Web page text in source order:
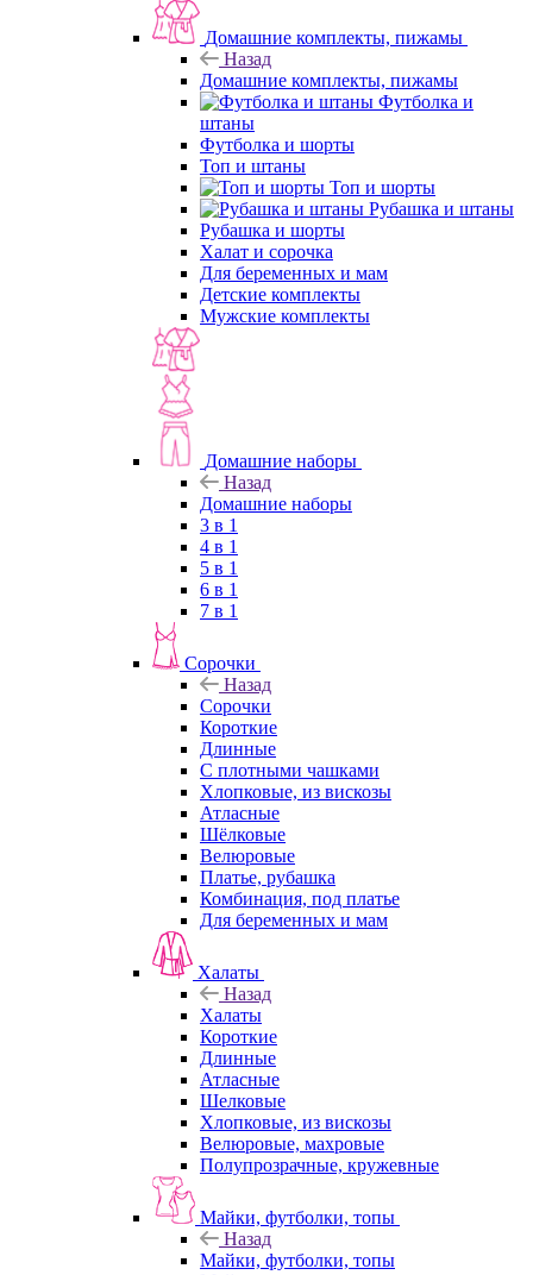
Домашние комплекты, пижамы
Назад
Домашние комплекты, пижамы
Футболка и
штаны
Футболка и шорты
Топ и штаны
Топ и шорты
Рубашка и штаны
Рубашка и шорты
Халат и сорочка
Для беременных и мам
Детские комплекты
Мужские комплекты
Домашние наборы
Назад
Домашние наборы
3 в 1
4 в 1
5 в 1
6 в 1
7 в 1
Сорочки
Назад
Сорочки
Короткие
Длинные
С плотными чашками
Хлопковые, из вискозы
Атласные
Шёлковые
Велюровые
Платье, рубашка
Комбинация, под платье
Для беременных и мам
Халаты
Назад
Халаты
Короткие
Длинные
Атласные
Шелковые
Хлопковые, из вискозы
Велюровые, махровые
Полупрозрачные, кружевные
Майки, футболки, топы
Назад
Майки, футболки, топы